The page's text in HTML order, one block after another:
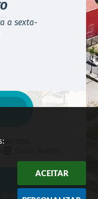
ACEITAR
a sexta-
2026
reservados -